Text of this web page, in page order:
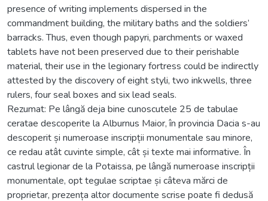
presence of writing implements dispersed in the
commandment building, the military baths and the soldiers’
barracks. Thus, even though papyri, parchments or waxed
tablets have not been preserved due to their perishable
material, their use in the legionary fortress could be indirectly
attested by the discovery of eight styli, two inkwells, three
rulers, four seal boxes and six lead seals.
Rezumat: Pe lângă deja bine cunoscutele 25 de tabulae
ceratae descoperite la Alburnus Maior, în provincia Dacia s-au
descoperit și numeroase inscripții monumentale sau minore,
ce redau atât cuvinte simple, cât și texte mai informative. În
castrul legionar de la Potaissa, pe lângă numeroase inscripții
monumentale, opt tegulae scriptae și câteva mărci de
proprietar, prezența altor documente scrise poate fi dedusă